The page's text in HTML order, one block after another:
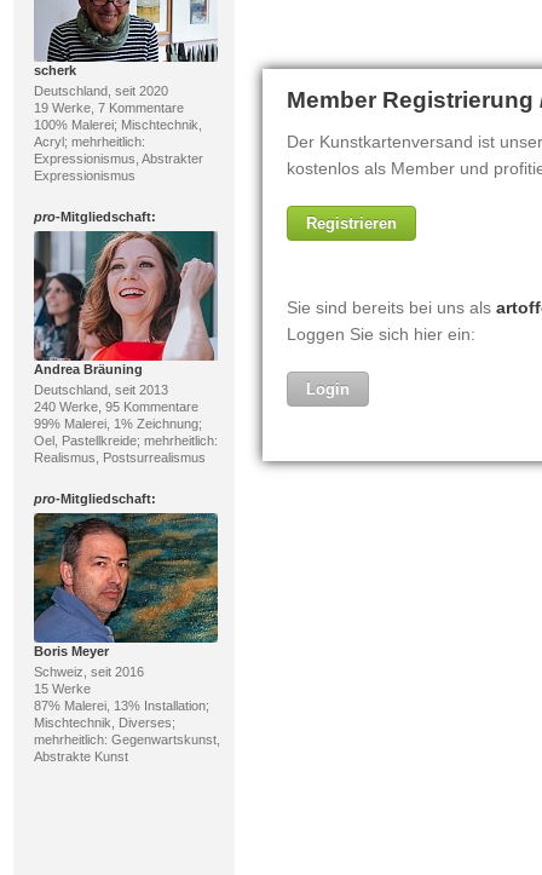
scherk
Deutschland, seit 2020
19 Werke, 7 Kommentare
100% Malerei; Mischtechnik,
Acryl; mehrheitlich:
Expressionismus, Abstrakter
Expressionismus
pro-Mitgliedschaft:
Andrea Bräuning
Deutschland, seit 2013
240 Werke, 95 Kommentare
99% Malerei, 1% Zeichnung;
Oel, Pastellkreide; mehrheitlich:
Realismus, Postsurrealismus
pro-Mitgliedschaft:
Boris Meyer
Schweiz, seit 2016
15 Werke
87% Malerei, 13% Installation;
Mischtechnik, Diverses;
mehrheitlich: Gegenwartskunst,
Abstrakte Kunst